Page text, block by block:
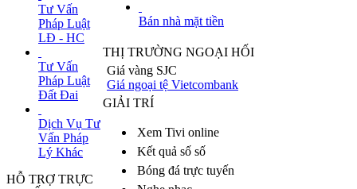
Tư Vấn
Pháp Luật
LĐ - HC
Tư Vấn
Pháp Luật
Đất Đai
Dịch Vụ Tư
Vấn Pháp
Lý Khác
HỖ TRỢ TRỰC
Bán nhà mặt tiền
THỊ TRƯỜNG NGOẠI HỐI
Giá vàng SJC
Giá ngoại tệ Vietcombank
GIẢI TRÍ
Xem Tivi online
Kết quả số số
Bóng đá trực tuyến